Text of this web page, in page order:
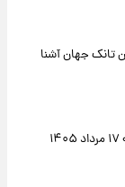
تانک جهان آشنا
قیمت طلا ۱۸عیار امروز شنبه ۱۷ مرداد ۱۴۰۵